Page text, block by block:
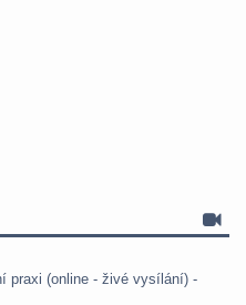
praxi (online - živé vysílání) -